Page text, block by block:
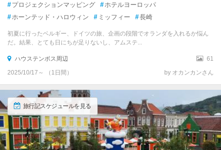
# プロジェクションマッピング # ホテルヨーロッパ
# ホーンテッド・ハロウィン # ミッフィー #長崎
初夏に行ったベルギー、ドイツの旅、企画の段階でオランダを入れるか悩ん
だ。結果、とても日にちが足りないし、アムステ...
ハウステンボス周辺
61
2025/10/17～ （1日間）
by オカンカンさん
旅行記スケジュールを見る